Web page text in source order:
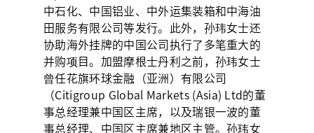
中石化、中国铝业、中外运集装箱和中海油
田服务有限公司等发行。此外，孙玮女士还
协助海外挂牌的中国公司执行了多笔重大的
并购项目。加盟摩根士丹利之前，孙玮女士
曾任花旗环球金融（亚洲）有限公司
（Citigroup Global Markets (Asia) Ltd的董
事总经理兼中国区主席，以及瑞银一波的董
事总经理、中国区主席兼地区主管。孙玮女